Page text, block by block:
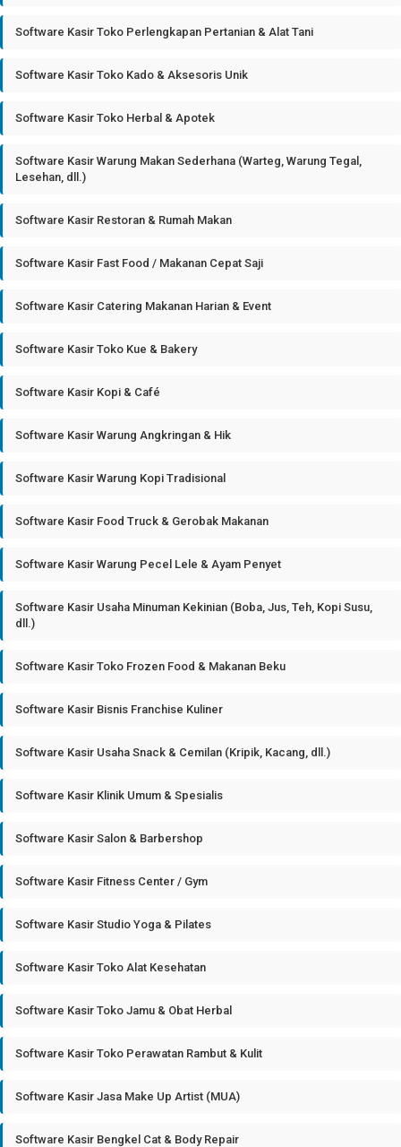
Software Kasir Toko Perlengkapan Pertanian & Alat Tani
Software Kasir Toko Kado & Aksesoris Unik
Software Kasir Toko Herbal & Apotek
Software Kasir Warung Makan Sederhana (Warteg, Warung Tegal,
Lesehan, dll.)
Software Kasir Restoran & Rumah Makan
Software Kasir Fast Food / Makanan Cepat Saji
Software Kasir Catering Makanan Harian & Event
Software Kasir Toko Kue & Bakery
Software Kasir Kopi & Café
Software Kasir Warung Angkringan & Hik
Software Kasir Warung Kopi Tradisional
Software Kasir Food Truck & Gerobak Makanan
Software Kasir Warung Pecel Lele & Ayam Penyet
Software Kasir Usaha Minuman Kekinian (Boba, Jus, Teh, Kopi Susu,
dll.)
Software Kasir Toko Frozen Food & Makanan Beku
Software Kasir Bisnis Franchise Kuliner
Software Kasir Usaha Snack & Cemilan (Kripik, Kacang, dll.)
Software Kasir Klinik Umum & Spesialis
Software Kasir Salon & Barbershop
Software Kasir Fitness Center / Gym
Software Kasir Studio Yoga & Pilates
Software Kasir Toko Alat Kesehatan
Software Kasir Toko Jamu & Obat Herbal
Software Kasir Toko Perawatan Rambut & Kulit
Software Kasir Jasa Make Up Artist (MUA)
Software Kasir Bengkel Cat & Body Repair